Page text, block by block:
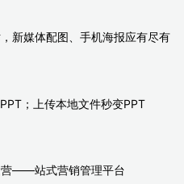
新媒体配图、手机海报应有尽有
；上传本地文件秒变PPT
营——站式营销管理平台